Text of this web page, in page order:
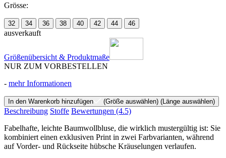
Grösse:
32 34 36 38 40 42 44 46
ausverkauft
Größenübersicht & Produktmaße
NUR ZUM VORBESTELLEN
- mehr Informationen
In den Warenkorb hinzufügen (Größe auswählen) (Länge auswählen)
Beschreibung Stoffe Bewertungen (4.5)
Fabelhafte, leichte Baumwollbluse, die wirklich mustergültig ist: Sie
kombiniert einen exklusiven Print in zwei Farbvarianten, während
auf Vorder- und Rückseite hübsche Kräuselungen verlaufen.